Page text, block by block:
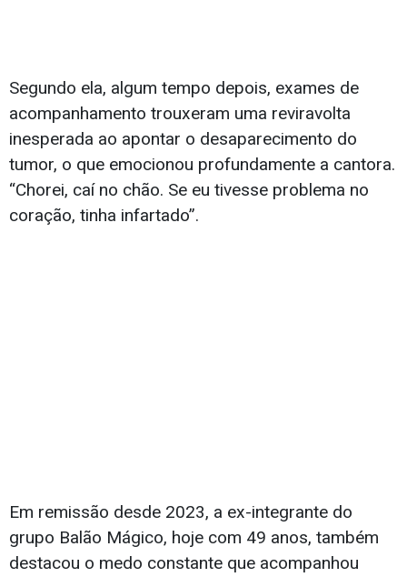
Segundo ela, algum tempo depois, exames de
acompanhamento trouxeram uma reviravolta
inesperada ao apontar o desaparecimento do
tumor, o que emocionou profundamente a cantora.
“Chorei, caí no chão. Se eu tivesse problema no
coração, tinha infartado”.
Em remissão desde 2023, a ex-integrante do
grupo Balão Mágico, hoje com 49 anos, também
destacou o medo constante que acompanhou